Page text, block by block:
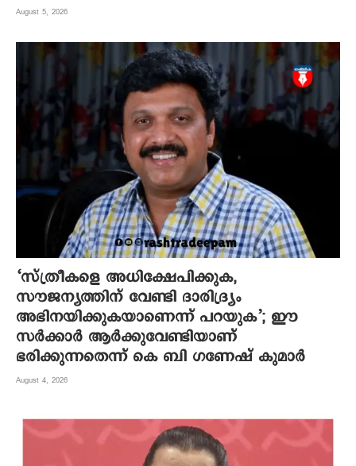
August 5, 2026
‘സ്ത്രീകളെ അധിക്ഷേപിക്കുക,
സൗജന്യത്തിന് വേണ്ടി ദാരിദ്ര്യം
അഭിനയിക്കുകയാണെന്ന് പറയുക’; ഈ
സർക്കാർ ആർക്കുവേണ്ടിയാണ്
ഭരിക്കുന്നതെന്ന് കെ ബി ഗണേഷ് കുമാർ
August 4, 2026